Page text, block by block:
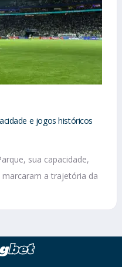
e jogos históricos
sua capacidade,
a trajetória da